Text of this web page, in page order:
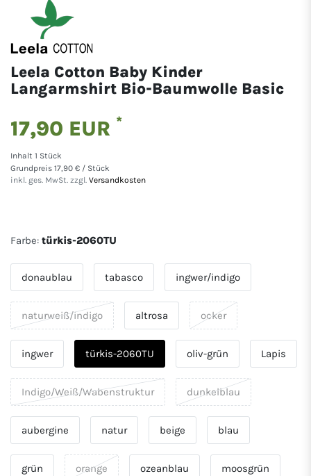
Leela Cotton Baby Kinder
Langarmshirt Bio-Baumwolle Basic
17,90 EUR *
Inhalt 1 Stück
Grundpreis 17,90 € / Stück
inkl. ges. MwSt. zzgl. Versandkosten
Farbe: türkis-2060TU
donaublau tabasco ingwer/indigo
naturweiß/indigo altrosa ocker
ingwer türkis-2060TU oliv-grün Lapis
Indigo/Weiß/Wabenstruktur dunkelblau
aubergine natur beige blau
grün orange ozeanblau moosgrün